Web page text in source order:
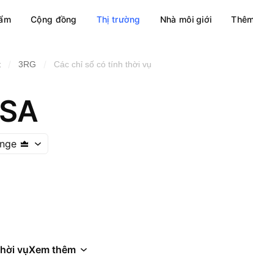
Cộng đồng Thị trường Nhà môi giới
3RG Các chỉ số có tính thời vụ
vụXem thêm